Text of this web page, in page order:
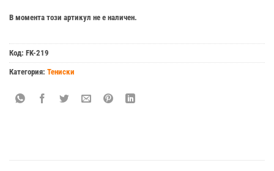
В момента този артикул не е наличен.
Код: FK-219
Категория: Тениски